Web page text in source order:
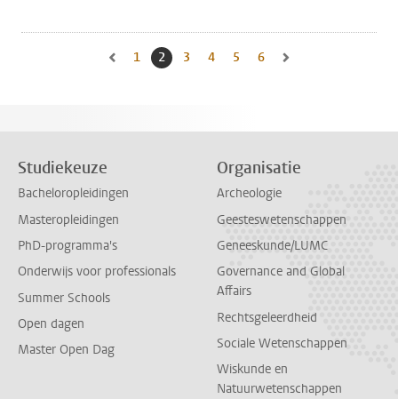
Naar vorige pagina, pagina 1
Naar pagina
1 Huidige pagina, pagina
2 Naar pagina
3 Naar pagina
4 Naar pagina
5 Naar pagina
6
Studiekeuze
Bacheloropleidingen
Masteropleidingen
PhD-programma's
Onderwijs voor professionals
Summer Schools
Open dagen
Master Open Dag
Organisatie
Archeologie
Geesteswetenschappen
Geneeskunde/LUMC
Governance and Global
Affairs
Rechtsgeleerdheid
Sociale Wetenschappen
Wiskunde en
Natuurwetenschappen